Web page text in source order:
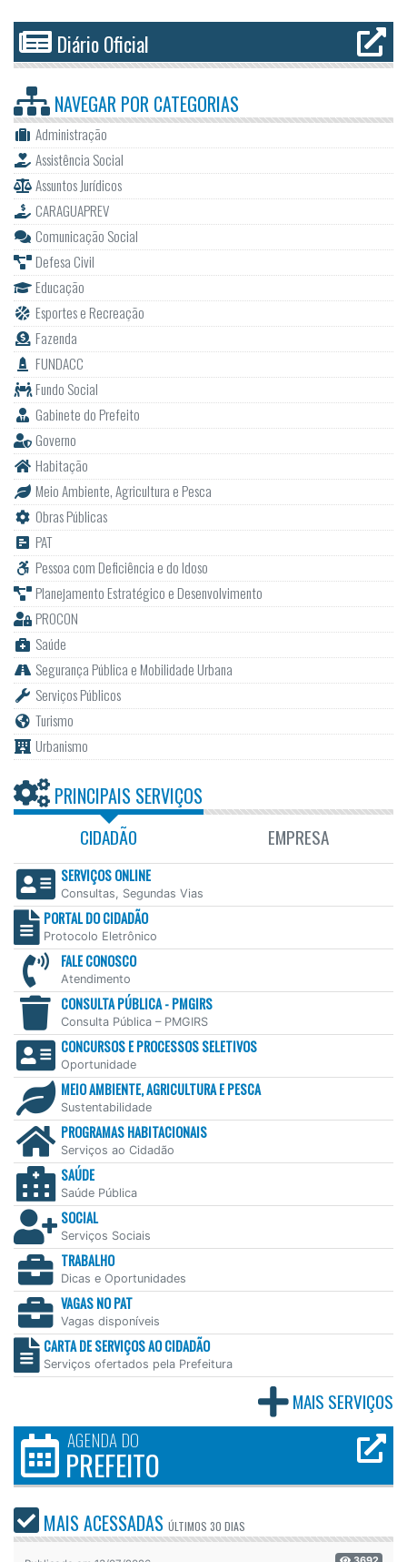
Diário Oficial
NAVEGAR POR CATEGORIAS
Administração
Assistência Social
Assuntos Jurídicos
CARAGUAPREV
Comunicação Social
Defesa Civil
Educação
Esportes e Recreação
Fazenda
FUNDACC
Fundo Social
Gabinete do Prefeito
Governo
Habitação
Meio Ambiente, Agricultura e Pesca
Obras Públicas
PAT
Pessoa com Deficiência e do Idoso
Planejamento Estratégico e Desenvolvimento
PROCON
Saúde
Segurança Pública e Mobilidade Urbana
Serviços Públicos
Turismo
Urbanismo
PRINCIPAIS SERVIÇOS
CIDADÃO EMPRESA
SERVIÇOS ONLINE
Consultas, Segundas Vias
PORTAL DO CIDADÃO
Protocolo Eletrônico
FALE CONOSCO
Atendimento
CONSULTA PÚBLICA - PMGIRS
Consulta Pública – PMGIRS
CONCURSOS E PROCESSOS SELETIVOS
Oportunidade
MEIO AMBIENTE, AGRICULTURA E PESCA
Sustentabilidade
PROGRAMAS HABITACIONAIS
Serviços ao Cidadão
SAÚDE
Saúde Pública
SOCIAL
Serviços Sociais
TRABALHO
Dicas e Oportunidades
VAGAS NO PAT
Vagas disponíveis
CARTA DE SERVIÇOS AO CIDADÃO
Serviços ofertados pela Prefeitura
MAIS SERVIÇOS
AGENDA DO
PREFEITO
MAIS ACESSADAS ÚLTIMOS 30 DIAS